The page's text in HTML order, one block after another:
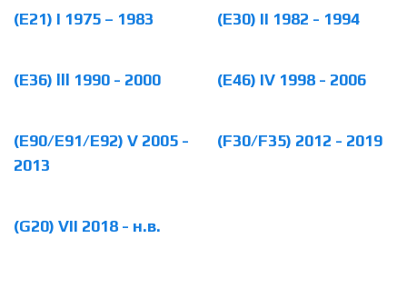
(E21) I 1975 – 1983 (E30) II 1982 - 1994
(E36) lll 1990 - 2000 (E46) IV 1998 - 2006
(E90/E91/E92) V 2005 -
2013
(F30/F35) 2012 - 2019
(G20) VII 2018 - н.в.